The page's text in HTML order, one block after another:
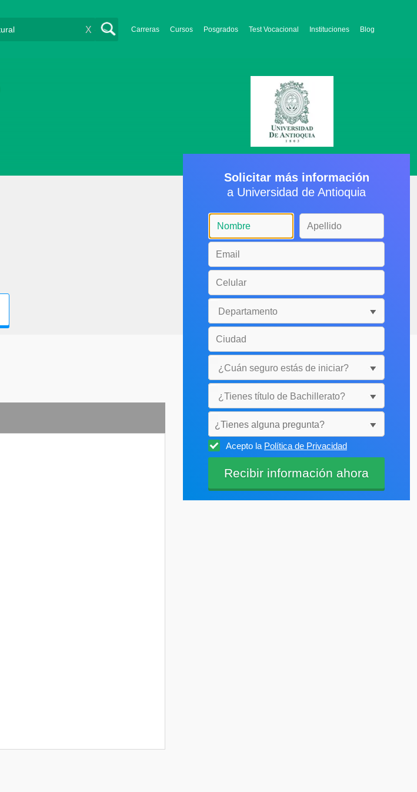
Carreras Cursos Posgrados Test Vocacional Instituciones Blog
X
Solicitar más información
a Universidad de Antioquia
¿Tienes alguna pregunta?
Selecciónala
Acepto la Política de Privacidad